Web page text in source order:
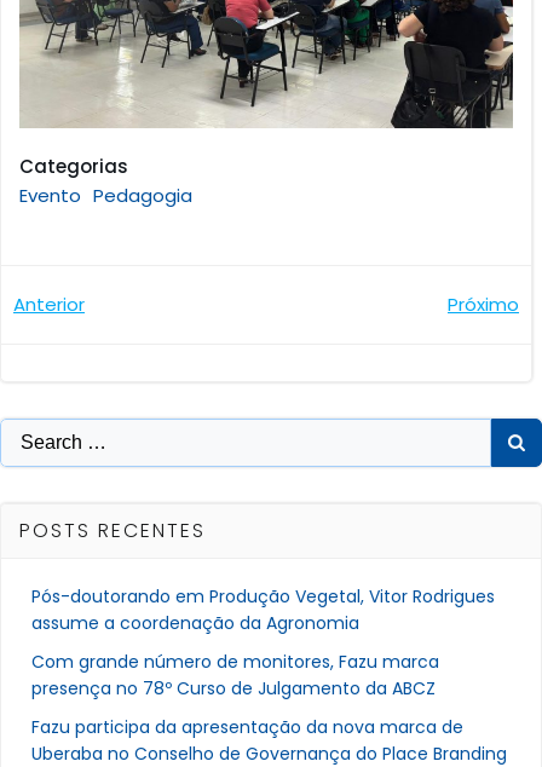
Categorias
Evento Pedagogia
Navegação
Post
Anterior
Post
Próximo
Search
for:
POSTS RECENTES
Pós-doutorando em Produção Vegetal, Vitor Rodrigues
assume a coordenação da Agronomia
Com grande número de monitores, Fazu marca
presença no 78º Curso de Julgamento da ABCZ
Fazu participa da apresentação da nova marca de
Uberaba no Conselho de Governança do Place Branding